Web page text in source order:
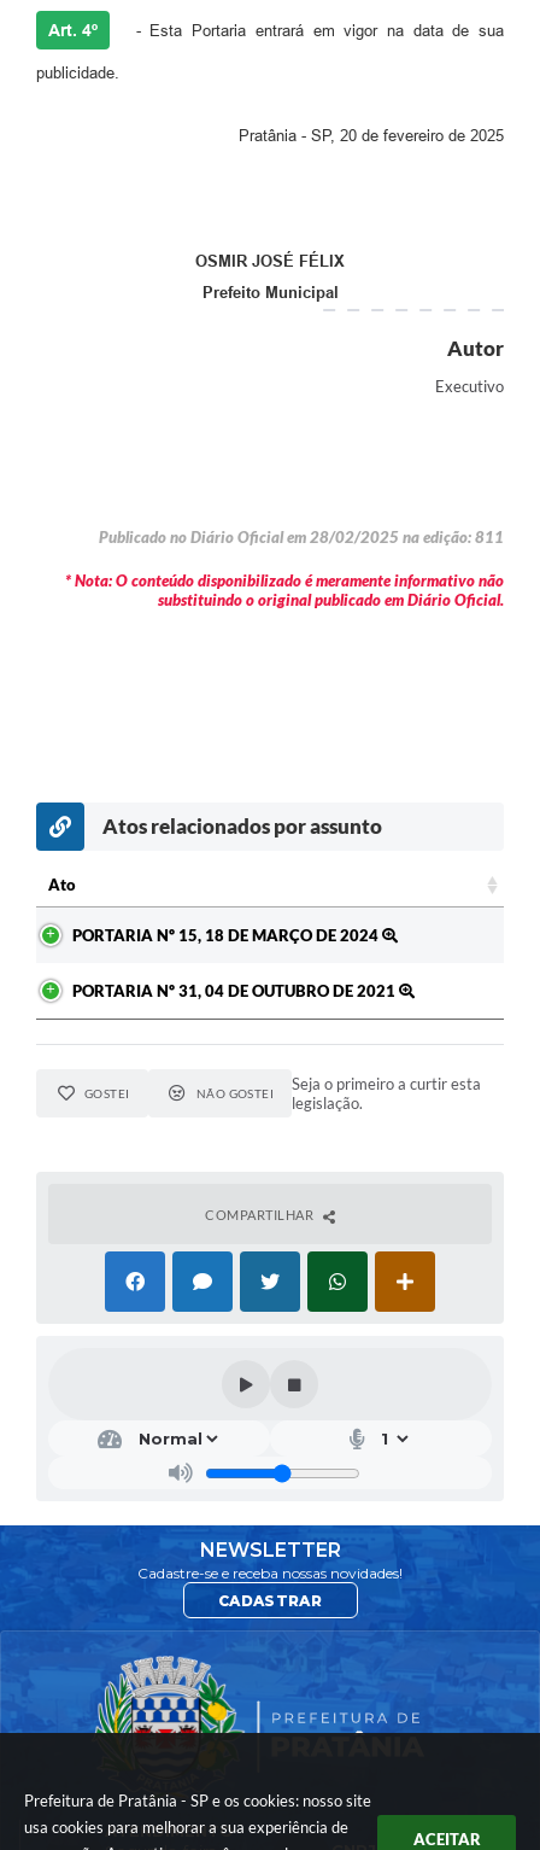
Prefeitura de Pratânia - SP e os cookies: nosso site
usa cookies para melhorar a sua experiência de
ACEITAR
Art. 4º - Esta Portaria entrará em vigor na data de sua
publicidade.
Pratânia - SP, 20 de fevereiro de 2025
OSMIR JOSÉ FÉLIX
Prefeito Municipal
Autor
Executivo
Publicado no Diário Oficial em 28/02/2025 na edição: 811
* Nota: O conteúdo disponibilizado é meramente informativo não
substituindo o original publicado em Diário Oficial.
Atos relacionados por assunto
Ato
PORTARIA Nº 15, 18 DE MARÇO DE 2024
PORTARIA Nº 31, 04 DE OUTUBRO DE 2021
GOSTEI NÃO GOSTEI
Seja o primeiro a curtir esta
legislação.
COMPARTILHAR
NEWSLETTER
Cadastre-se e receba nossas novidades!
CADASTRAR
ATENDIMENTO